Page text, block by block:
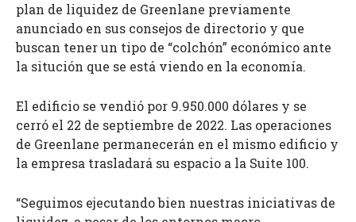
plan de liquidez de Greenlane previamente
anunciado en sus consejos de directorio y que
buscan tener un tipo de “colchón” económico ante
la situción que se está viendo en la economía.
El edificio se vendió por 9.950.000 dólares y se
cerró el 22 de septiembre de 2022. Las operaciones
de Greenlane permanecerán en el mismo edificio y
la empresa trasladará su espacio a la Suite 100.
“Seguimos ejecutando bien nuestras iniciativas de